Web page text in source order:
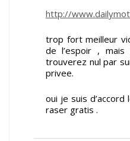
http://
trop fort meilleur
de l’espoir ,
trouverez nul par
privee.
oui je suis
raser gratis .